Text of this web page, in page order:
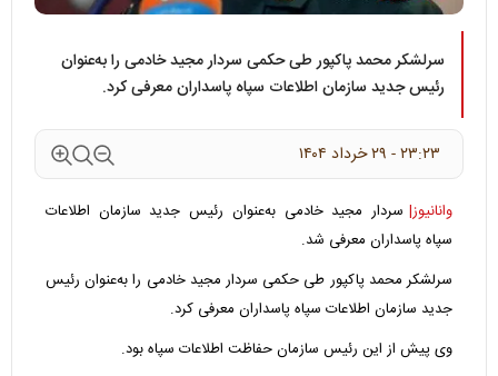
سرلشکر محمد پاکپور طی حکمی سردار مجید خادمی را به‌عنوان
رئیس جدید سازمان اطلاعات سپاه پاسداران معرفی کرد.
۲۳:۲۳ - ۲۹ خرداد ۱۴۰۴
وانانیوز| سردار مجید خادمی به‌عنوان رئیس جدید سازمان اطلاعات
سپاه پاسداران معرفی شد.
سرلشکر محمد پاکپور طی حکمی سردار مجید خادمی را به‌عنوان رئیس
جدید سازمان اطلاعات سپاه پاسداران معرفی کرد.
وی پیش از این رئیس سازمان حفاظت اطلاعات سپاه بود.